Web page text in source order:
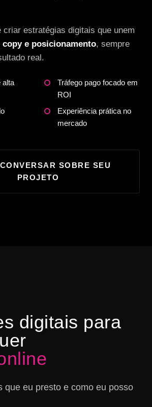
criar estratégias digitais que unem
e posicionamento, sempre
real.
alta
Tráfego pago focado em
ROI
Experiência prática no
mercado
SOBRE SEU
PROJETO
digitais para
que eu presto e como eu posso